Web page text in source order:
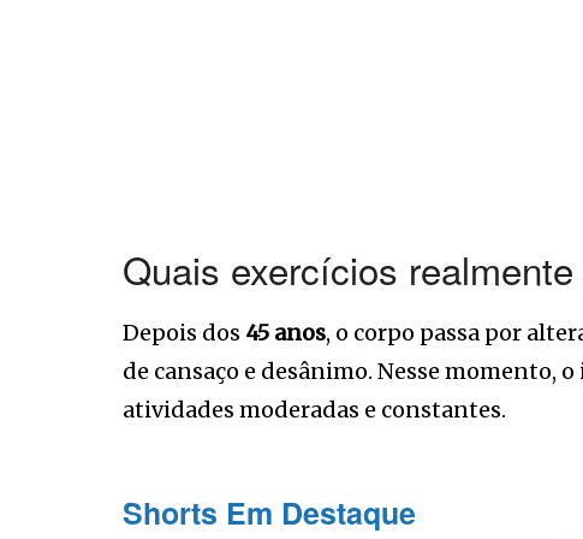
Quais exercícios
Depois dos 45 anos, o corpo passa por
de cansaço e desânimo. Nesse momento,
atividades moderadas e constantes.
Shorts Em Destaque